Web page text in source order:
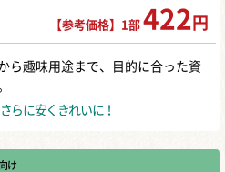
【参考価格】1部 422 円
ら趣味用途まで、目的に合った資
らに安くきれいに！
け